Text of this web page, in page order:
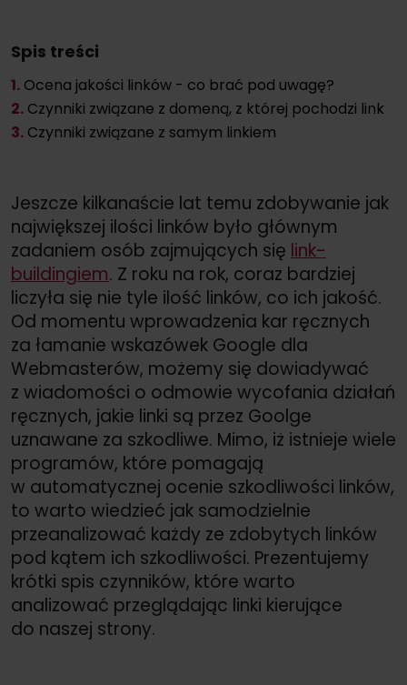
Spis treści
1. Ocena jakości linków - co brać pod uwagę?
2. Czynniki związane z domeną, z której pochodzi link
3. Czynniki związane z samym linkiem
Jeszcze kilkanaście lat temu zdobywanie jak
największej ilości linków było głównym
zadaniem osób zajmujących się link-
buildingiem. Z roku na rok, coraz bardziej
liczyła się nie tyle ilość linków, co ich jakość.
Od momentu wprowadzenia kar ręcznych
za łamanie wskazówek Google dla
Webmasterów, możemy się dowiadywać
z wiadomości o odmowie wycofania działań
ręcznych, jakie linki są przez Goolge
uznawane za szkodliwe. Mimo, iż istnieje wiele
programów, które pomagają
w automatycznej ocenie szkodliwości linków,
to warto wiedzieć jak samodzielnie
przeanalizować każdy ze zdobytych linków
pod kątem ich szkodliwości. Prezentujemy
krótki spis czynników, które warto
analizować przeglądając linki kierujące
do naszej strony.